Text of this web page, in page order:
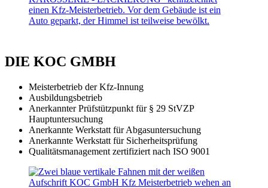
DIE KOC GMBH
Meisterbetrieb der Kfz-Innung
Ausbildungsbetrieb
Anerkannter Prüfstützpunkt für § 29 StVZP
Hauptuntersuchung
Anerkannte Werkstatt für Abgasuntersuchung
Anerkannte Werkstatt für Sicherheitsprüfung
Qualitätsmanagement zertifiziert nach ISO 9001